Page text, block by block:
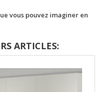
vous pouvez imaginer en
ARTICLES: